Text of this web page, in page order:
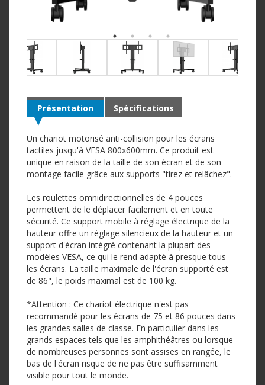
Présentation
Un chariot motorisé anti-collision pour les écrans
tactiles jusqu'à VESA 800x600mm. Ce produit est
unique en raison de la taille de son écran et de son
montage facile grâce aux supports "tirez et relâchez".
Les roulettes omnidirectionnelles de 4 pouces
permettent de le déplacer facilement et en toute
sécurité. Ce support mobile à réglage électrique de la
hauteur offre un réglage silencieux de la hauteur et un
support d'écran intégré contenant la plupart des
modèles VESA, ce qui le rend adapté à presque tous
les écrans. La taille maximale de l'écran supporté est
de 86", le poids maximal est de 100 kg.
*Attention : Ce chariot électrique n'est pas
recommandé pour les écrans de 75 et 86 pouces dans
les grandes salles de classe. En particulier dans les
grands espaces tels que les amphithéâtres ou lorsque
de nombreuses personnes sont assises en rangée, le
bas de l'écran risque de ne pas être suffisamment
visible pour tout le monde.
Spécifications